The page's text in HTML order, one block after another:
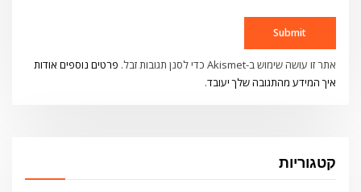
אתר זו עושה שימוש ב-Akismet כדי לסנן תגובות זבל.
פרטים נוספים אודות
איך המידע מהתגובה שלך יעובד.
קטגוריות